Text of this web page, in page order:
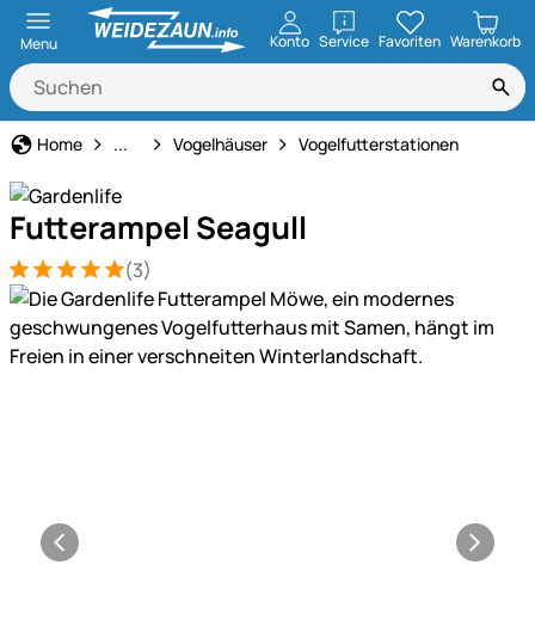
Menu Konto ServiceöffnenFavoriten Warenkorb
Home Garten & Heimdekoration
... Vogelhäuser Vogelfutterstationen
Futterampel Seagull
Bewertung: 5 von 5 (3 Bewertungen)
3 Bewertungen
(3)
Produktgalerie